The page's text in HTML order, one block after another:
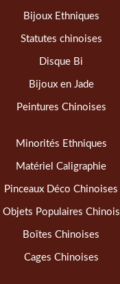
Bijoux Ethniques
Statutes chinoises
Disque Bi
Bijoux en Jade
Peintures Chinoises
Minorités Ethniques
Matériel Caligraphie
Pinceaux Déco Chinoises
Objets Populaires Chinois
Boîtes Chinoises
Cages Chinoises